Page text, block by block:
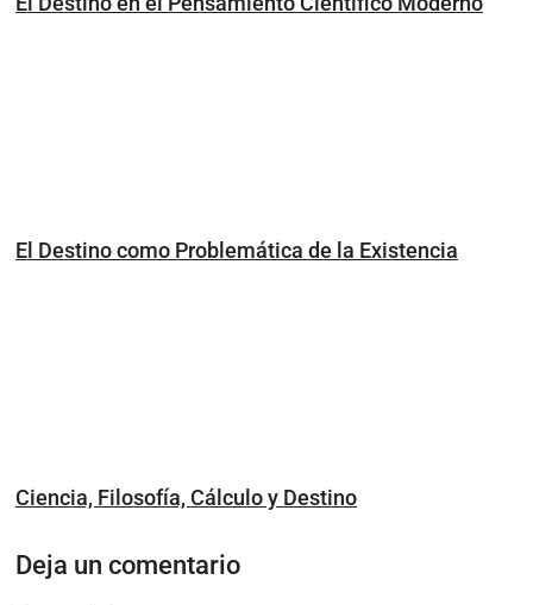
El Destino como Problemática de la Existencia
Ciencia, Filosofía, Cálculo y Destino
Deja un comentario